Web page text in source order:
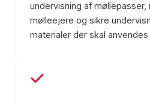
undervisning af møllepasser,
mølleejere og sikre
materialer der skal